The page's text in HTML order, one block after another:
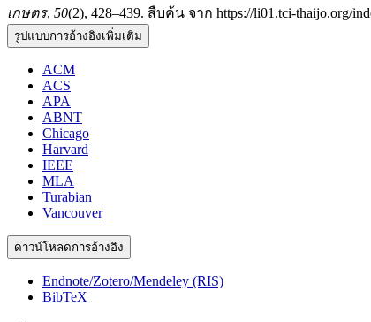
เกษตร, 50(2), 428–439. สืบค้น จาก https://li01.tci-thaijo.org/
รูปแบบการอ้างอิงเพิ่มเติม
ACM
ACS
APA
ABNT
Chicago
Harvard
IEEE
MLA
Turabian
Vancouver
ดาวน์โหลดการอ้างอิง
Endnote/Zotero/Mendeley (RIS)
BibTeX